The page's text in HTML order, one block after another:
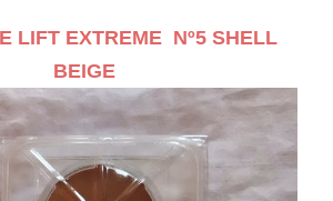
LIFT EXTREME Nº5 SHELL
BEIGE